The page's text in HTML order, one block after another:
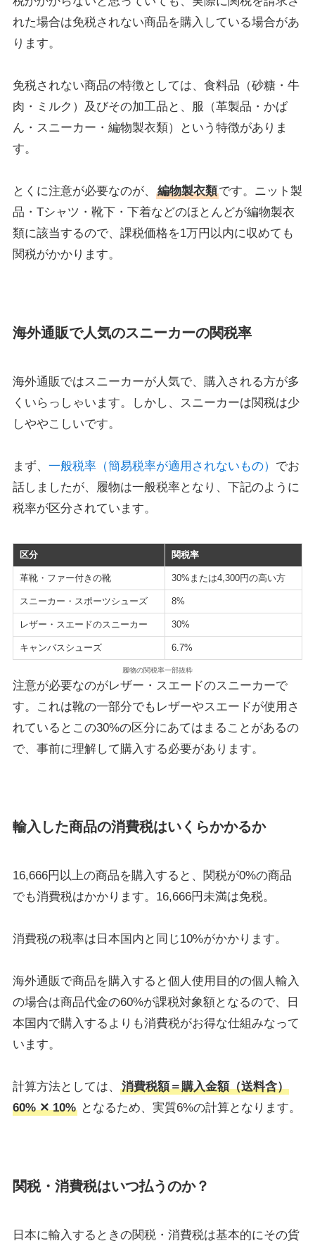
れた場合は免税されない商品を購入している場合があ
ります。
免税されない商品の特徴としては、食料品（砂糖・牛
肉・ミルク）及びその加工品と、服（革製品・かば
ん・スニーカー・編物製衣類）という特徴がありま
す。
とくに注意が必要なのが、 編物製衣類です。ニット製
品・Tシャツ・靴下・下着などのほとんどが編物製衣
類に該当するので、課税価格を1万円以内に収めても
関税がかかります。
海外通販で人気のスニーカーの関税率
海外通販ではスニーカーが人気で、購入される方が多
くいらっしゃいます。しかし、スニーカーは関税は少
しややこしいです。
まず、 一般税率（簡易税率が適用されないもの） でお
話しましたが、履物は一般税率となり、下記のように
税率が区分されています。
区分 関税率
革靴・ファー付きの靴 30%または4,300円の高い方
スニーカー・スポーツシューズ 8%
レザー・スエードのスニーカー 30%
キャンバスシューズ 6.7%
履物の関税率一部抜粋
注意が必要なのがレザー・スエードのスニーカーで
す。これは靴の一部分でもレザーやスエードが使用さ
れているとこの30%の区分にあてはまることがあるの
で、事前に理解して購入する必要があります。
輸入した商品の消費税はいくらかかるか
16,666円以上の商品を購入すると、関税が0%の商品
でも消費税はかかります。16,666円未満は免税。
消費税の税率は日本国内と同じ10%がかかります。
海外通販で商品を購入すると個人使用目的の個人輸入
の場合は商品代金の60%が課税対象額となるので、日
本国内で購入するよりも消費税がお得な仕組みなって
います。
計算方法としては、
消費税額＝購入金額（送料含）
60% ✕ 10%となるため、実質6%の計算となります。
関税・消費税はいつ払うのか？
日本に輸入するときの関税・消費税は基本的にその貨